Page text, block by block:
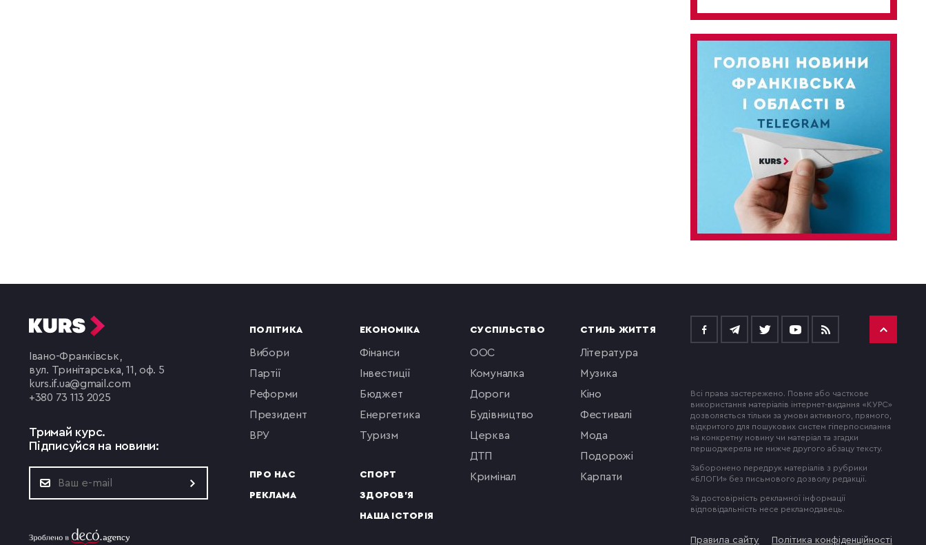
Івано-Франківськ,
вул. Тринітарська, 11, оф. 5
kurs.if.ua@gmail.com
+380 73 113 2025
Тримай курс.
Підписуйся на новини:
ПОЛІТИКА
вибори
партії
реформи
президент
ВРУ
ПРО НАС
РЕКЛАМА
ЕКОНОМІКА
фінанси
інвестиції
бюджет
енергетика
туризм
СПОРТ
ЗДОРОВ'Я
НАША ІСТОРІЯ
СУСПІЛЬСТВО
ООС
комуналка
Дороги
будівництво
церква
ДТП
кримінал
СТИЛЬ ЖИТТЯ
література
музика
кіно
фестивалі
мода
подорожі
Карпати
Всі права застережено. Повне або часткове
використання матеріалів інтернет-видання «КУРС»
дозволяється тільки за умови активного, прямого,
відкритого для пошукових систем гіперпосилання
на конкретну новину чи матеріал та згадки
першоджерела не нижче другого абзацу тексту.
Заборонено передрук матеріалів з рубрики
«БЛОГИ» без письмового дозволу редакції.
За достовірність рекламної інформації
відповідальність несе рекламодавець.
Правила сайту Політика конфіденційності